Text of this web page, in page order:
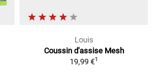
Louis
Coussin d'assise Mesh
19,99 €1